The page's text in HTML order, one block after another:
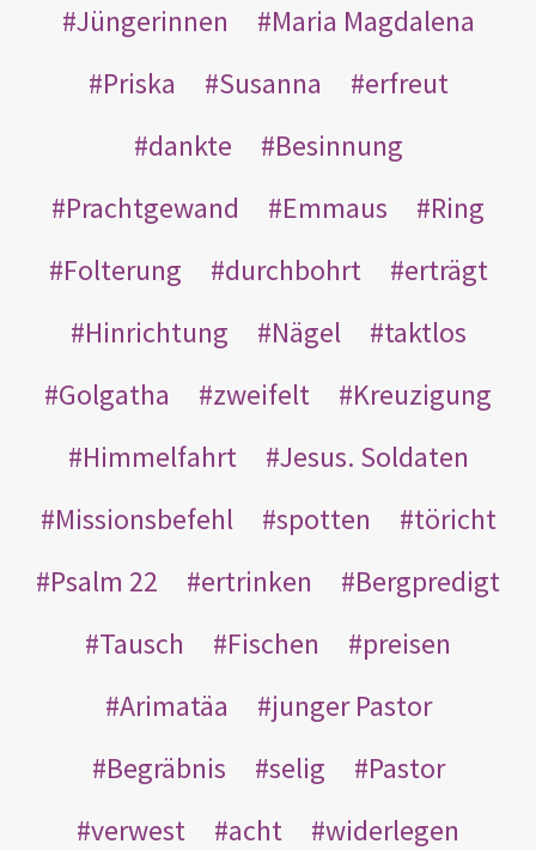
Jüngerinnen
Maria Magdalena
Priska
Susanna
erfreut
dankte
Besinnung
Prachtgewand
Emmaus
Ring
Folterung
durchbohrt
erträgt
Hinrichtung
Nägel
taktlos
Golgatha
zweifelt
Kreuzigung
Himmelfahrt
Jesus. Soldaten
Missionsbefehl
spotten
töricht
Psalm 22
ertrinken
Bergpredigt
Tausch
Fischen
preisen
Arimatäa
junger Pastor
Begräbnis
selig
Pastor
verwest
acht
widerlegen